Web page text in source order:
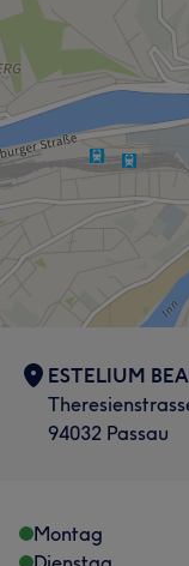
ESTELIUM
94032 Passau
Montag